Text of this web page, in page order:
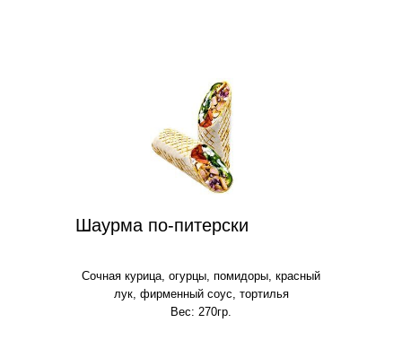
Сочная курица, огурцы, помидоры, красный
лук, фирменный соус, тортилья
Вес: 270гр.
Шаурма по-питерски